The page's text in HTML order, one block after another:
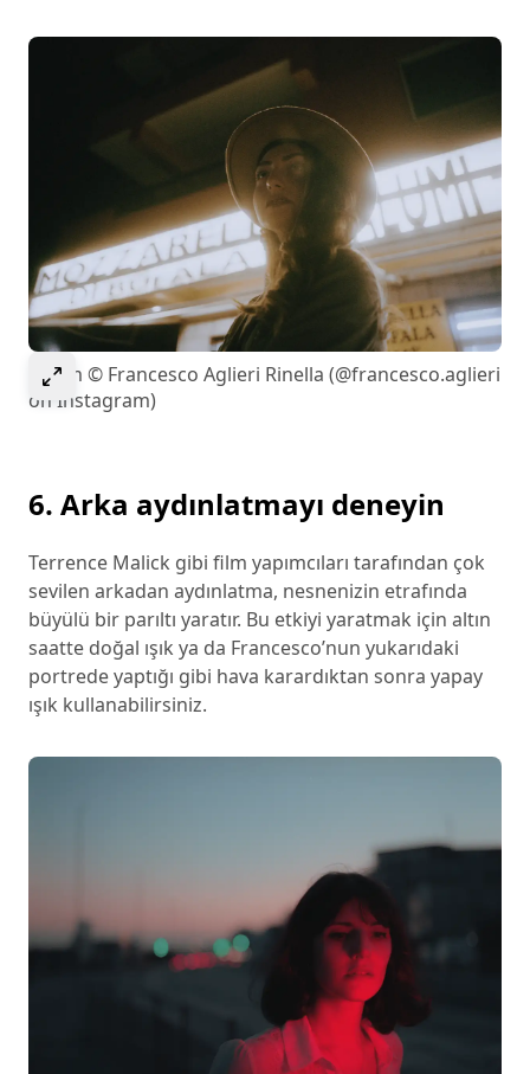
Select to expand image
Resim © Francesco Aglieri Rinella (@francesco.aglieri
on Instagram)
6. Arka aydınlatmayı deneyin
Terrence Malick gibi film yapımcıları tarafından çok
sevilen arkadan aydınlatma, nesnenizin etrafında
büyülü bir parıltı yaratır. Bu etkiyi yaratmak için altın
saatte doğal ışık ya da Francesco’nun yukarıdaki
portrede yaptığı gibi hava karardıktan sonra yapay
ışık kullanabilirsiniz.